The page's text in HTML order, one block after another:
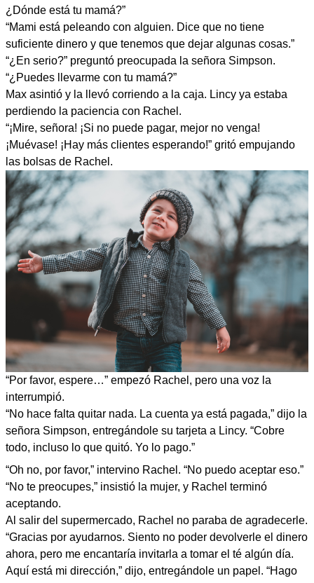
¿Dónde está tu mamá?”
“Mami está peleando con alguien. Dice que no tiene
suficiente dinero y que tenemos que dejar algunas cosas.”
“¿En serio?” preguntó preocupada la señora Simpson.
“¿Puedes llevarme con tu mamá?”
Max asintió y la llevó corriendo a la caja. Lincy ya estaba
perdiendo la paciencia con Rachel.
“¡Mire, señora! ¡Si no puede pagar, mejor no venga!
¡Muévase! ¡Hay más clientes esperando!” gritó empujando
las bolsas de Rachel.
“Por favor, espere…” empezó Rachel, pero una voz la
interrumpió.
“No hace falta quitar nada. La cuenta ya está pagada,” dijo la
señora Simpson, entregándole su tarjeta a Lincy. “Cobre
todo, incluso lo que quitó. Yo lo pago.”
“Oh no, por favor,” intervino Rachel. “No puedo aceptar eso.”
“No te preocupes,” insistió la mujer, y Rachel terminó
aceptando.
Al salir del supermercado, Rachel no paraba de agradecerle.
“Gracias por ayudarnos. Siento no poder devolverle el dinero
ahora, pero me encantaría invitarla a tomar el té algún día.
Aquí está mi dirección,” dijo, entregándole un papel. “Hago